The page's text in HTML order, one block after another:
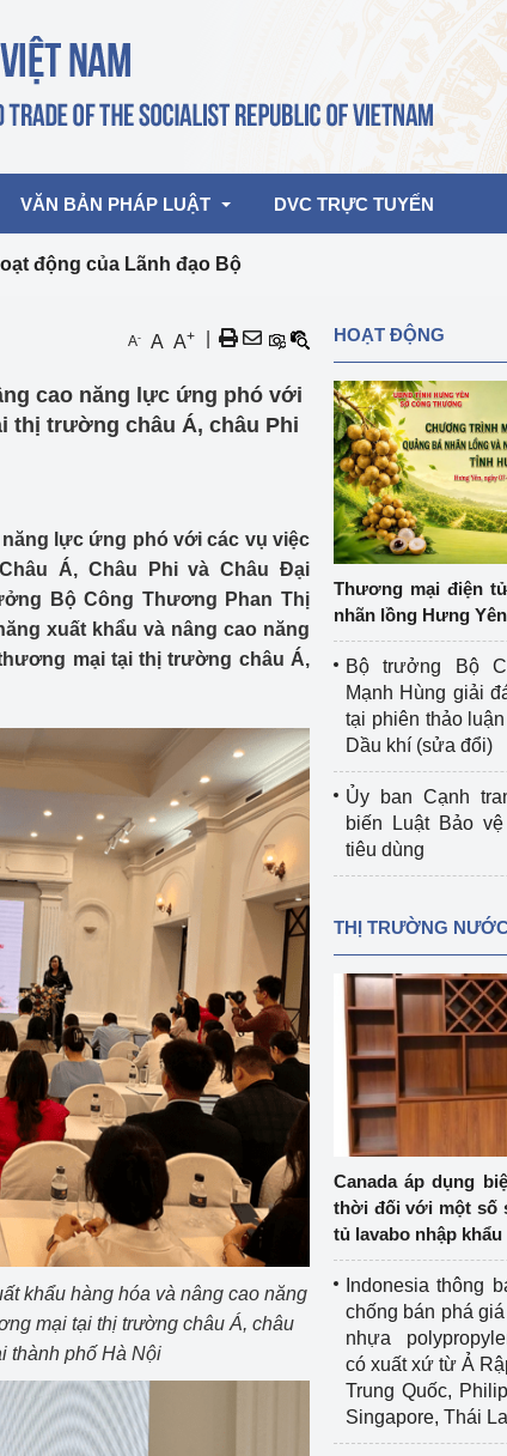
Hoạt động của Lãnh đạo Bộ
Nam 2026
Công luận
Họp báo
Thông cáo báo chí
Điểm báo
Nông Lâm Thủy sản
nhân lực
Tổ chức kiểm định kỹ thuật an toàn lao
động thuộc thẩm quyền quản lý của
Bộ Công Thương
Tổ chức được cấp GCN đăng ký, hoạt
động kiểm định thiết bị, dụng cụ điện
làm việc ở môi trường không có nguy
hiểm khí, bụi nổ
Cơ sở sản xuất, sửa chữa chai chứa
LPG
Tổ chức huấn luyện, bồi dưỡng
nghiệp vụ kiểm định kỹ thuật an toàn
lao động
Công Thương
Công Thương
lượng tiết kiệm và
Hiệu quả năng lượng
nghệ và đổi mới sáng
Video bảo vệ môi trường
Album ảnh bảo vệ môi trường
Văn bản về môi trường
Đọc báo giúp bạn
tư tưởng của Đảng
Người dân
mại Khu vực miền Bắc
VĂN BẢN PHÁP LUẬT
Văn bản hợp nhất
DVC TRỰC TUYẾN
động của Lãnh đạo Bộ
A- A A+
cao năng lực ứng phó với
thị trường châu Á, châu Phi
lực ứng phó với các vụ việc
Á, Châu Phi và Châu Đại
Bộ Công Thương Phan Thị
xuất khẩu và nâng cao năng
mại tại thị trường châu Á,
khẩu hàng hóa và nâng cao năng
mại tại thị trường châu Á, châu
thành phố Hà Nội
HOẠT ĐỘNG
Thương mại điện
nhãn lồng Hưng Yên
Bộ trưởng Bộ
Mạnh Hùng giải
tại phiên thảo
Dầu khí (sửa đổi)
Ủy ban Cạnh
biến Luật Bảo
tiêu dùng
THỊ TRƯỜNG
Canada áp dụng
thời đối với một số
tủ lavabo nhập khẩu
Indonesia thông
chống bán phá
nhựa
có xuất xứ từ Ả
Trung Quốc,
Singapore, Thái